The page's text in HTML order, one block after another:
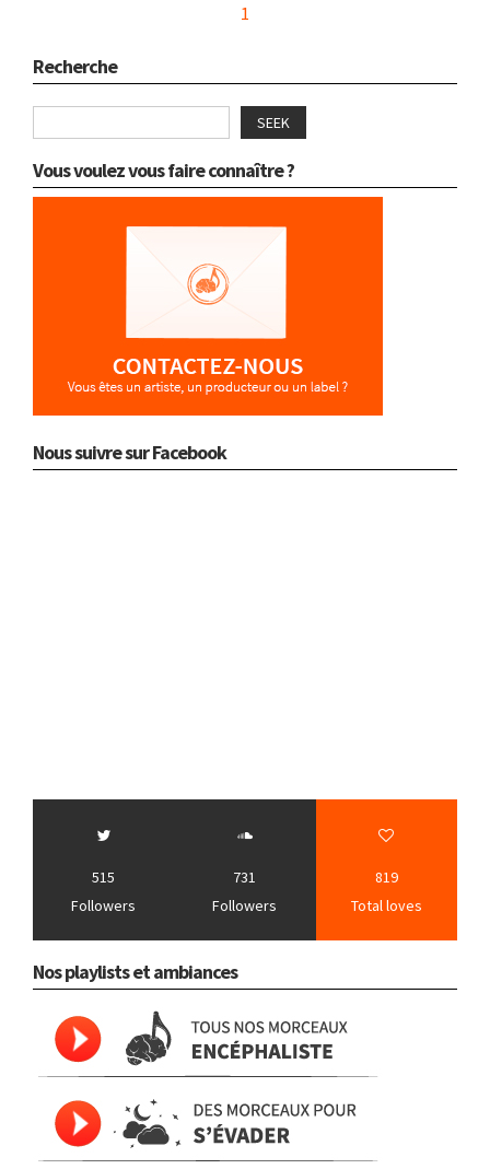
1
Recherche
SEEK
Vous voulez vous faire connaître ?
Nous suivre sur Facebook
515
Followers
731
Followers
819
Total loves
Nos playlists et ambiances